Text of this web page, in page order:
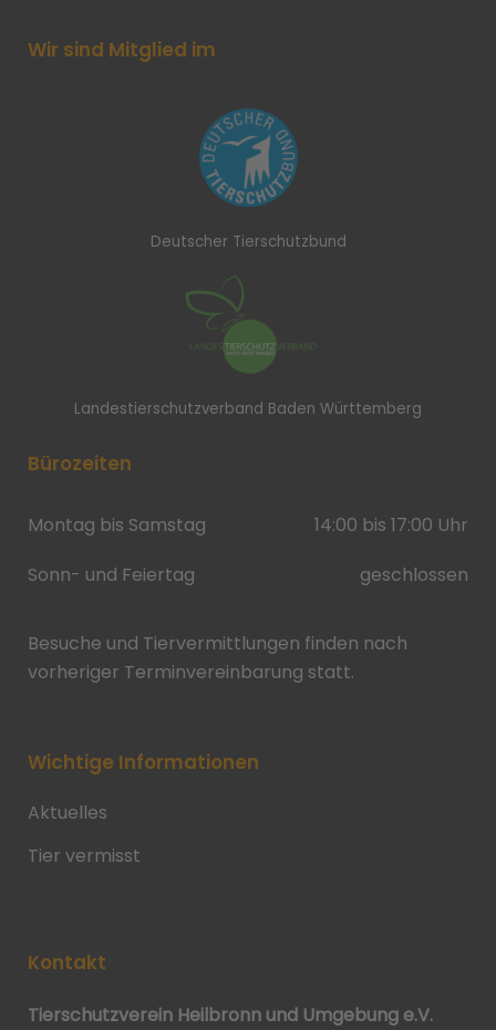
Wir sind Mitglied im
Deutscher Tierschutzbund
Landestierschutzverband Baden Württemberg
Bürozeiten
Montag bis Samstag
14:00 bis 17:00 Uhr
Sonn- und Feiertag
geschlossen
Besuche und Tiervermittlungen finden nach
vorheriger Terminvereinbarung statt.
Wichtige Informationen
Aktuelles
Tier vermisst
Kontakt
Tierschutzverein Heilbronn und Umgebung e.V.